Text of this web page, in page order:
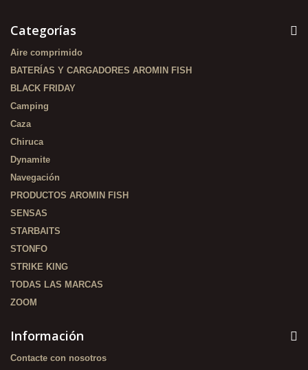
Categorías
Aire comprimido
BATERÍAS Y CARGADORES AROMIN FISH
BLACK FRIDAY
Camping
Caza
Chiruca
Dynamite
Navegación
PRODUCTOS AROMIN FISH
SENSAS
STARBAITS
STONFO
STRIKE KING
TODAS LAS MARCAS
ZOOM
Información
Contacte con nosotros